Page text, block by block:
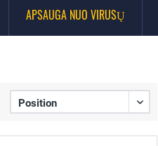
APSAUGA NUO VIRUSŲ